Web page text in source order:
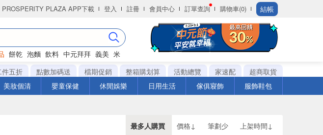
PROSPERITY PLAZA APP下載 登入 註冊 會員中心 訂單查詢 購物車(0) 結帳
餅乾 泡麵 飲料 中元拜拜 義美 米
件五折 點數加碼送 檔期促銷 整箱購划算 活動總覽 家速配
超商取貨
美妝個清 嬰童保健 休閒娛樂 日用生活 傢俱寢飾 服飾鞋包
最多人購買 價格↓ 筆劃少 上架時間↓